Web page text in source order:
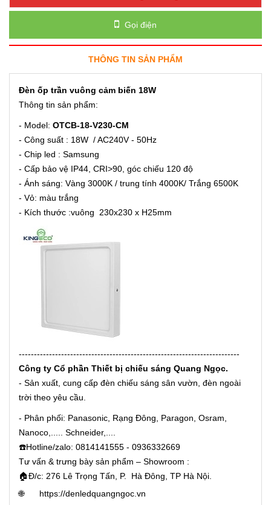
Gọi điện
THÔNG TIN SẢN PHẨM
Đèn ốp trần vuông cảm biến 18W
Thông tin sản phẩm:
- Model: OTCB-18-V230-CM
- Công suất : 18W / AC240V - 50Hz
- Chip led : Samsung
- Cấp bảo vệ IP44, CRI>90, góc chiếu 120 độ
- Ánh sáng: Vàng 3000K / trung tính 4000K/ Trắng 6500K
- Vỏ: màu trắng
- Kích thước :vuông 230x230 x H25mm
-------------------------------------------------------------------------
Công ty Cổ phần Thiết bị chiếu sáng Quang Ngọc.
- Sản xuất, cung cấp đèn chiếu sáng sân vườn, đèn ngoài
trời theo yêu cầu.
- Phân phối: Panasonic, Rạng Đông, Paragon, Osram,
Nanoco,..... Schneider,....
☎️Hotline/zalo: 0814141555 - 0936332669
Tư vấn & trưng bày sản phẩm – Showroom :
🏠Đ/c: 276 Lê Trọng Tấn, P. Hà Đông, TP Hà Nội.
🌐
https://denledquangngoc.vn